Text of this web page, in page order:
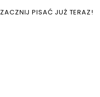
ZACZNIJ PISAĆ JUŻ TERAZ!